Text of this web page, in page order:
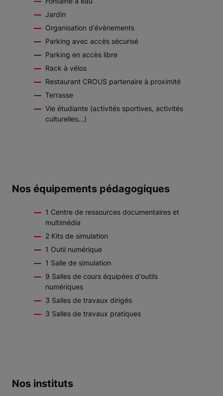
Jardin
Organisation d'évènements
Parking avec accès sécurisé
Parking en accès libre
Rack à vélos
Restaurant CROUS partenaire à proximité
Terrasse
Vie étudiante (activités sportives, activités
culturelles...)
Nos équipements pédagogiques
1 Centre de ressources documentaires et
multimédia
2 Kits de simulation
1 Outil numérique
1 Salle de simulation
9 Salles de cours équipées d'outils
numériques
3 Salles de travaux dirigés
3 Salles de travaux pratiques
Nos instituts